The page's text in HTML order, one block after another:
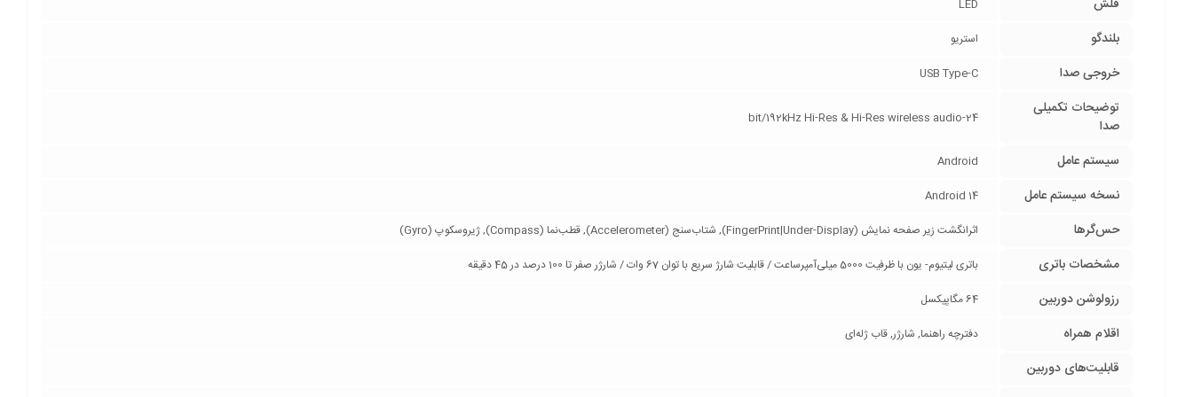
فلش LED
بلندگو استریو
خروجی صدا USB Type-C
توضیحات تکمیلی
صدا
24-bit/192kHz Hi-Res & Hi-Res wireless audio
سیستم عامل Android
نسخه سیستم عامل Android 14
حس‌گرها اثرانگشت زیر صفحه نمایش (FingerPrint|Under-Display), شتاب‌سنج (Accelerometer), قطب‌نما (Compass), ژیروسکوپ (Gyro)
مشخصات باتری باتری لیتیوم‌- یون با ظرفیت 5000 میلی‌آمپرساعت / قابلیت شارژ سریع با توان 67 وات / شارژر صفر تا 100 درصد در 45 دقیقه
رزولوشن دوربین 64 مگاپیکسل
اقلام همراه دفترچه‌ راهنما, شارژر, قاب ژله‌ای
قابلیت‌های دوربین